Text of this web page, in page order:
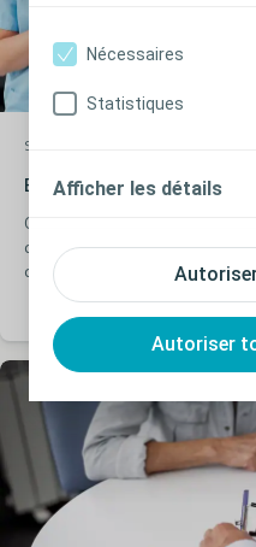
Autoriser
Nécessaires
Statistiques
Afficher les détails
Soin des plaies
Escarre - Evaluer les risques
Quels sont les outils existants
d'escarres? Comment les
que vous découvrirez dans